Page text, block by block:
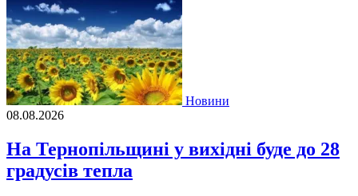
Новини
08.08.2026
На Тернопільщині у вихідні буде до 28
градусів тепла